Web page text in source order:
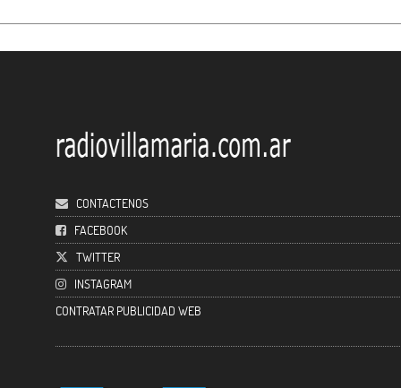
CONTACTENOS
FACEBOOK
TWITTER
INSTAGRAM
CONTRATAR PUBLICIDAD WEB